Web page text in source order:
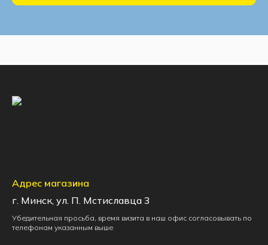
Адрес магазина
г. Минск, ул. П. Мстиславца 3
Убедительная просьба, время визита в наш офис согласовывать по
телефонам указанным выше